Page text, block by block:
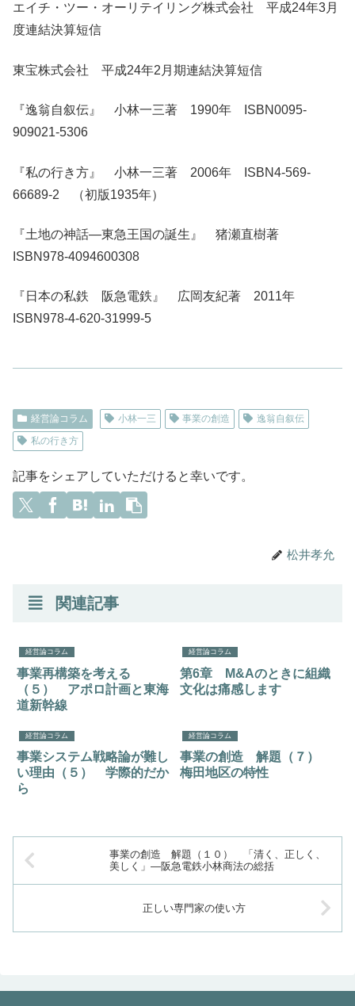
エイチ・ツー・オーリテイリング株式会社 平成24年3月
度連結決算短信
東宝株式会社 平成24年2月期連結決算短信
『逸翁自叙伝』 小林一三著 1990年 ISBN0095-
909021-5306
『私の行き方』 小林一三著 2006年 ISBN4-569-
66689-2 （初版1935年）
『土地の神話―東急王国の誕生』 猪瀬直樹著
ISBN978-4094600308
『日本の私鉄 阪急電鉄』 広岡友紀著 2011年
ISBN978-4-620-31999-5
経営論コラム 小林一三 事業の創造
逸翁自叙伝
私の行き方
記事をシェアしていただけると幸いです。
松井孝允
関連記事
経営論コラム
事業再構築を考える
（５） アポロ計画と東海
道新幹線
経営論コラム
第6章 M&Aのときに組織
文化は痛感します
経営論コラム
事業システム戦略論が難し
い理由（５） 学際的だか
ら
経営論コラム
事業の創造 解題（７）
梅田地区の特性
事業の創造 解題（１０） 「清く、正しく、
美しく」―阪急電鉄小林商法の総括
正しい専門家の使い方